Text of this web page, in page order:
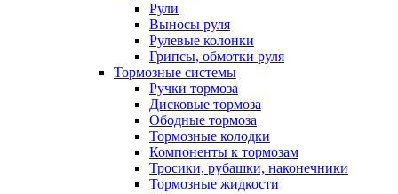
Рули
Выносы руля
Рулевые колонки
Грипсы, обмотки руля
Тормозные системы
Ручки тормоза
Дисковые тормоза
Ободные тормоза
Тормозные колодки
Компоненты к тормозам
Тросики, рубашки, наконечники
Тормозные жидкости